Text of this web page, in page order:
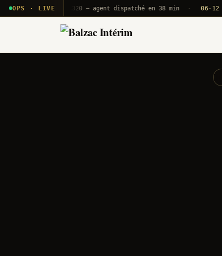
OPS · LIVE
· B71Push A320 — agent dispatché en 38 min · 06·12 UTC